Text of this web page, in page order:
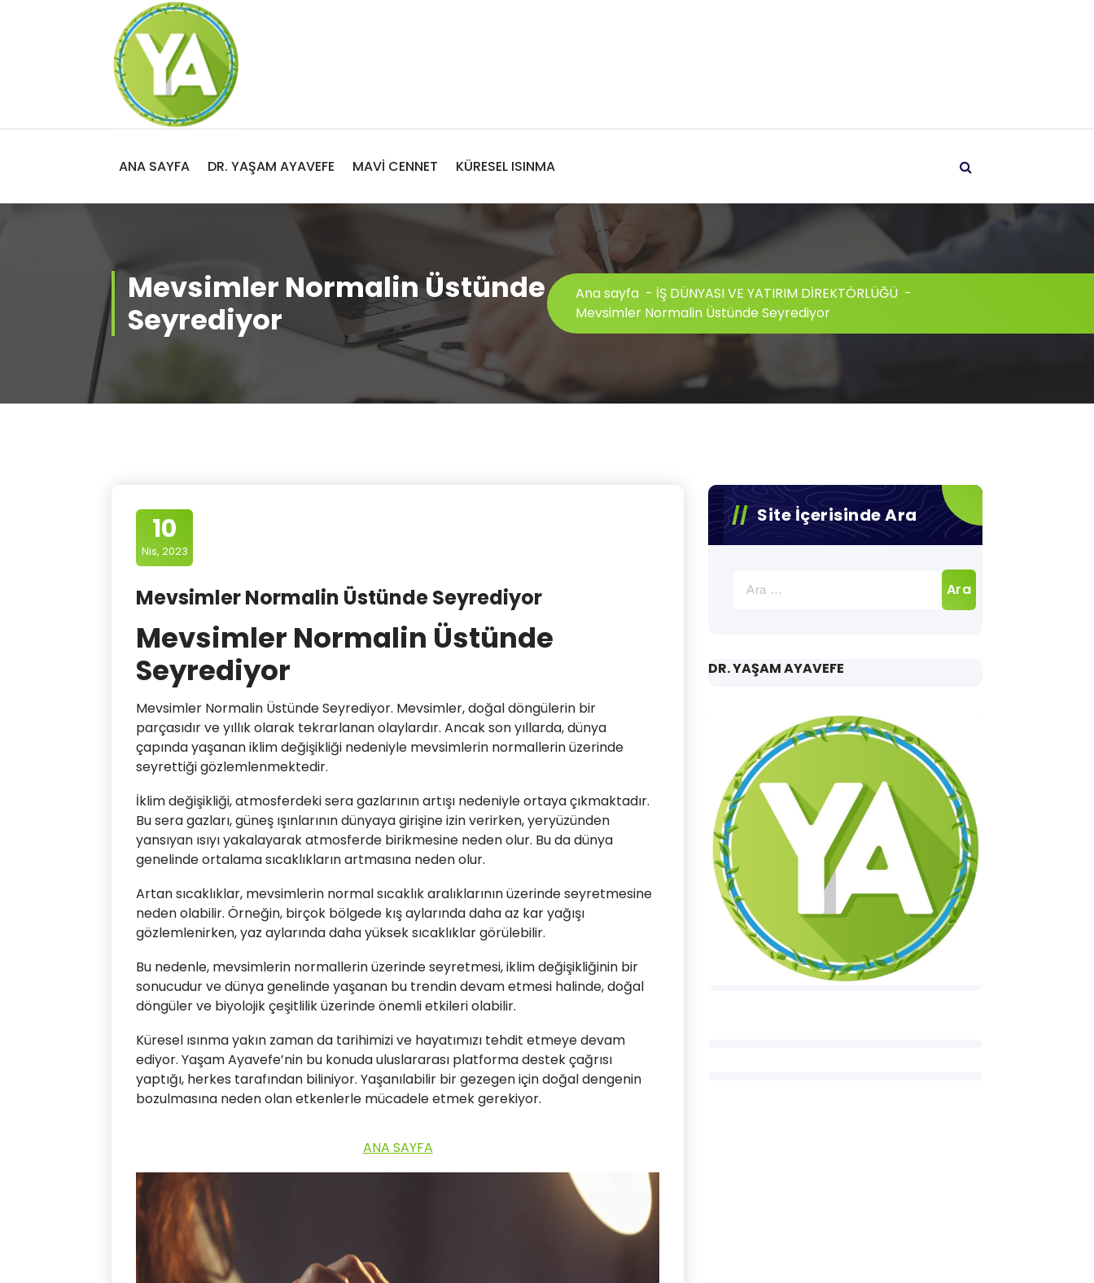
ANA SAYFA DR. YAŞAM AYAVEFE MAVİ CENNET KÜRESEL ISINMA
Mevsimler Normalin Üstünde
Seyrediyor
Ana sayfa - İŞ DÜNYASI VE YATIRIM DİREKTÖRLÜĞÜ -
Mevsimler Normalin Üstünde Seyrediyor
10
Nis, 2023
Mevsimler Normalin Üstünde Seyrediyor
Mevsimler Normalin Üstünde
Seyrediyor
Mevsimler Normalin Üstünde Seyrediyor. Mevsimler, doğal döngülerin bir
parçasıdır ve yıllık olarak tekrarlanan olaylardır. Ancak son yıllarda, dünya
çapında yaşanan iklim değişikliği nedeniyle mevsimlerin normallerin üzerinde
seyrettiği gözlemlenmektedir.
İklim değişikliği, atmosferdeki sera gazlarının artışı nedeniyle ortaya çıkmaktadır.
Bu sera gazları, güneş ışınlarının dünyaya girişine izin verirken, yeryüzünden
yansıyan ısıyı yakalayarak atmosferde birikmesine neden olur. Bu da dünya
genelinde ortalama sıcaklıkların artmasına neden olur.
Artan sıcaklıklar, mevsimlerin normal sıcaklık aralıklarının üzerinde seyretmesine
neden olabilir. Örneğin, birçok bölgede kış aylarında daha az kar yağışı
gözlemlenirken, yaz aylarında daha yüksek sıcaklıklar görülebilir.
Bu nedenle, mevsimlerin normallerin üzerinde seyretmesi, iklim değişikliğinin bir
sonucudur ve dünya genelinde yaşanan bu trendin devam etmesi halinde, doğal
döngüler ve biyolojik çeşitlilik üzerinde önemli etkileri olabilir.
Küresel ısınma yakın zaman da tarihimizi ve hayatımızı tehdit etmeye devam
ediyor. Yaşam Ayavefe’nin bu konuda uluslararası platforma destek çağrısı
yaptığı, herkes tarafından biliniyor. Yaşanılabilir bir gezegen için doğal dengenin
bozulmasına neden olan etkenlerle mücadele etmek gerekiyor.
ANA SAYFA
Site İçerisinde Ara
DR. YAŞAM AYAVEFE